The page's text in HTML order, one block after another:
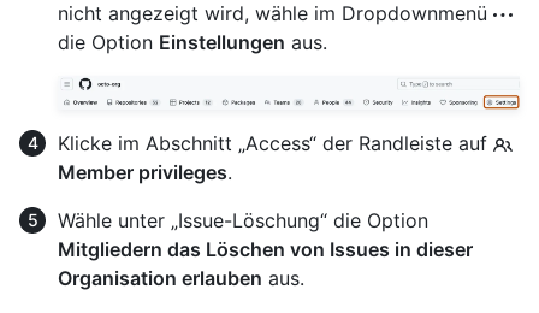
nicht angezeigt wird, wähle im Dropdownmenü
die Option Einstellungen aus.
Klicke im Abschnitt „Access“ der Randleiste auf
Member privileges.
Wähle unter „Issue-Löschung“ die Option
Mitgliedern das Löschen von Issues in dieser
Organisation erlauben aus.